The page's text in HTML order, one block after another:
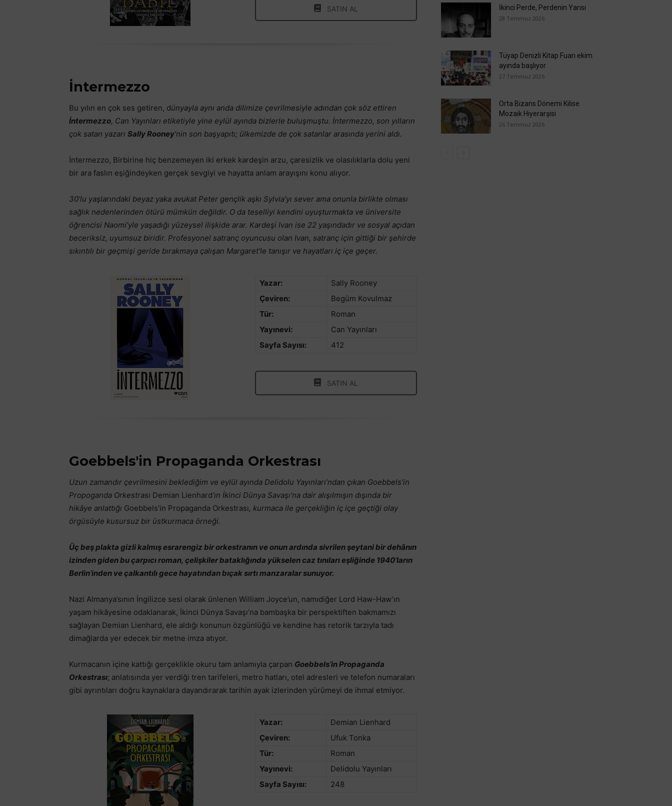
SATIN AL
İntermezzo
Bu yılın en çok ses getiren, dünyayla aynı anda dilimize çevrilmesiyle adından çok söz ettiren
İntermezzo, Can Yayınları etiketiyle yine eylül ayında bizlerle buluşmuştu. İntermezzo, son yılların
çok satan yazarı Sally Rooney’nin son başyapıtı; ülkemizde de çok satanlar arasında yerini aldı.
İntermezzo, Birbirine hiç benzemeyen iki erkek kardeşin arzu, çaresizlik ve olasılıklarla dolu yeni
bir ara faslın eşiğindeyken gerçek sevgiyi ve hayatta anlam arayışını konu alıyor.
30’lu yaşlarındaki beyaz yaka avukat Peter gençlik aşkı Sylvia’yı sever ama onunla birlikte olması
sağlık nedenlerinden ötürü mümkün değildir. O da teselliyi kendini uyuşturmakta ve üniversite
öğrencisi Naomi’yle yaşadığı yüzeysel ilişkide arar. Kardeşi Ivan ise 22 yaşındadır ve sosyal açıdan
beceriksiz, uyumsuz biridir. Profesyonel satranç oyuncusu olan Ivan, satranç için gittiği bir şehirde
sıkıntılı bir geçmişi geride bırakmaya çalışan Margaret’le tanışır ve hayatları iç içe geçer.
Yazar:
Sally Rooney
Çeviren:
Begüm Kovulmaz
Tür:
Roman
Yayınevi:
Can Yayınları
Sayfa Sayısı:
412
SATIN AL
Goebbels'in Propaganda Orkestrası
Uzun zamandır çevrilmesini beklediğim ve eylül ayında Delidolu Yayınları’ndan çıkan Goebbels’in
Propoganda Orkestrası Demian Lienhard‘ın İkinci Dünya Savaşı’na dair alışılmışın dışında bir
hikâye anlattığı Goebbels’in Propaganda Orkestrası, kurmaca ile gerçekliğin iç içe geçtiği olay
örgüsüyle kusursuz bir üstkurmaca örneği.
Üç beş plakta gizli kalmış esrarengiz bir orkestranın ve onun ardında sivrilen şeytani bir dehânın
izinden giden bu çarpıcı roman, çelişkiler bataklığında yükselen caz tınıları eşliğinde 1940’ların
Berlin’inden ve çalkantılı gece hayatından bıçak sırtı manzaralar sunuyor.
Nazi Almanya’sının İngilizce sesi olarak ünlenen William Joyce’un, namıdiğer Lord Haw-Haw’ın
yaşam hikâyesine odaklanarak, İkinci Dünya Savaşı’na bambaşka bir perspektiften bakmamızı
sağlayan Demian Lienhard, ele aldığı konunun özgünlüğü ve kendine has retorik tarzıyla tadı
dimağlarda yer edecek bir metne imza atıyor.
Kurmacanın içine kattığı gerçeklikle okuru tam anlamıyla çarpan Goebbels’in Propaganda
Orkestrası; anlatısında yer verdiği tren tarifeleri, metro hatları, otel adresleri ve telefon numaraları
gibi ayrıntıları doğru kaynaklara dayandırarak tarihin ayak izlerinden yürümeyi de ihmal etmiyor.
Yazar:
Demian Lienhard
Çeviren:
Ufuk Tonka
Tür:
Roman
Yayınevi:
Delidolu Yayınları
Sayfa Sayısı:
248
İkinci Perde, Perdenin Yarısı
28 Temmuz 2026
Tüyap Denizli Kitap Fuarı ekim
ayında başlıyor
27 Temmuz 2026
Orta Bizans Dönemi Kilise
Mozaik Hiyerarşisi
26 Temmuz 2026